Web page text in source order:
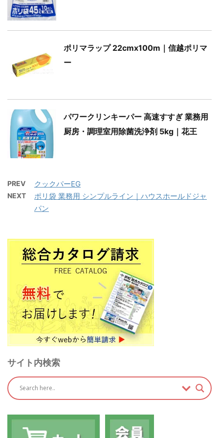
ポリマラップ 22cmx100m｜信越ポリマ
ー
パワークリンキーパー 高速すすぎ 業務用
厨房・調理室用除菌洗浄剤 5kg｜花王
PREV クックパーEG
NEXT
ポリ袋 業務用 シンプルライン｜ハウスホールドジャ
パン
サイト内検索